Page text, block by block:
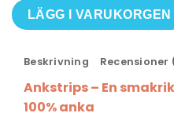
Ankstrips
100%
LÄGG I VARUKORGEN
Beskrivning Recensioner
Ankstrips – En
100% anka